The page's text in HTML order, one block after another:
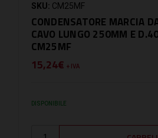
SKU: CM25MF
CONDENSATORE MARCIA
CAVO LUNGO 250MM E
CM25MF
15,24€ + IVA
DISPONIBILE